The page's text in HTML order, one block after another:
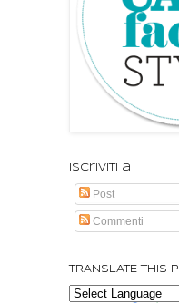
Iscriviti a
Post
Commenti
TRANSLATE this